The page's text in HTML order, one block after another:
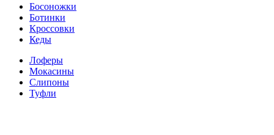
Босоножки
Ботинки
Кроссовки
Кеды
Лоферы
Мокасины
Слипоны
Туфли